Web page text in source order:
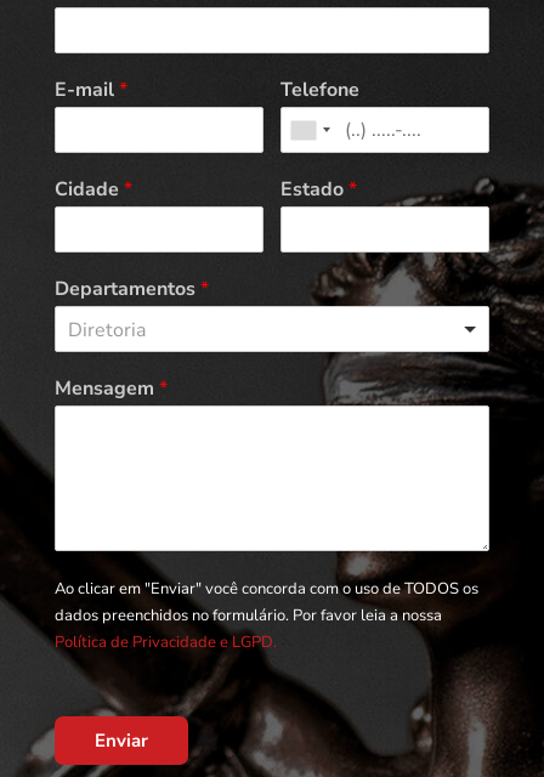
E-mail* Telefone
Cidade * Estado*
Departamentos*
Diretoria
Mensagem *
Ao clicar em "Enviar" você concorda com o uso de TODOS os
dados preenchidos no formulário. Por favor leia a nossa
Política de Privacidade e LGPD.
Enviar